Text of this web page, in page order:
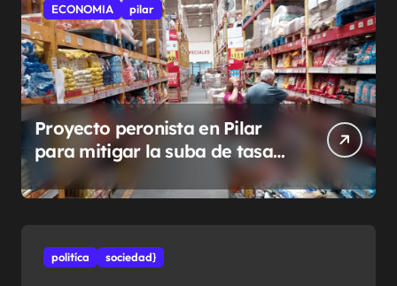
ECONOMIA pilar
Proyecto peronista en Pilar
para mitigar la suba de tasas
municipales
politíca sociedad}